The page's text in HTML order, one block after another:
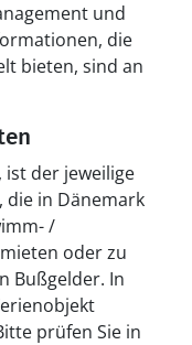
und
die
bieten, sind an
der jeweilige
in Dänemark
/
oder zu
Bußgelder. In
prüfen Sie in